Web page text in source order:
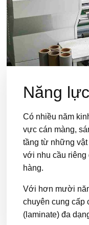
Năng
Có nhiều năm
vực cán màng,
tầng từ những
với nhu cầu riêng
hàng.
Với hơn mười
chuyên cung cấp
(laminate) đa